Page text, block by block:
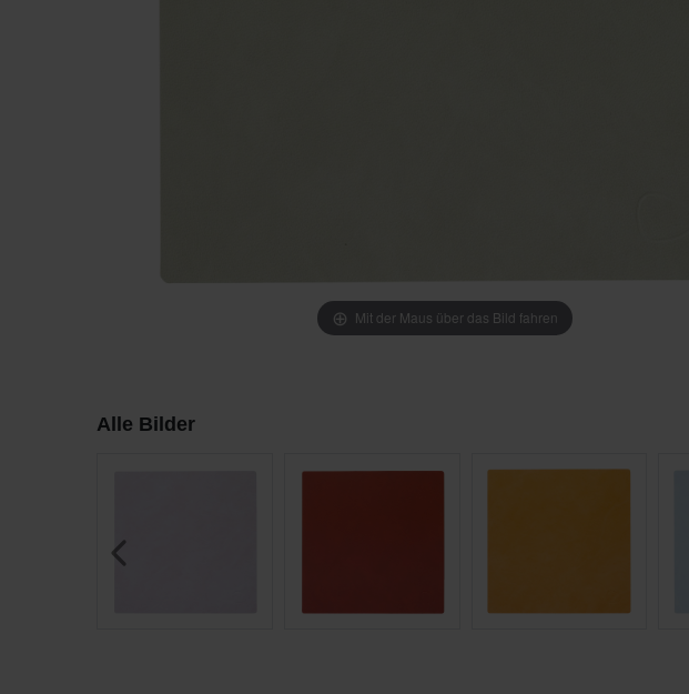
Mit der Maus über das Bild fahren
Alle Bilder